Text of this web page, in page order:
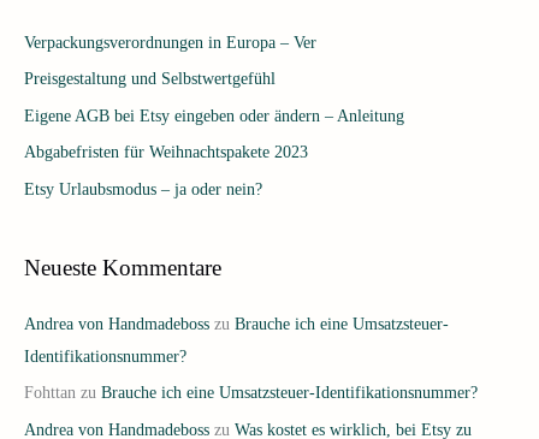
Verpackungsverordnungen in Europa – Ver
Preisgestaltung und Selbstwertgefühl
Eigene AGB bei Etsy eingeben oder ändern – Anleitung
Abgabefristen für Weihnachtspakete 2023
Etsy Urlaubsmodus – ja oder nein?
Neueste Kommentare
Andrea von Handmadeboss zu Brauche ich eine Umsatzsteuer-
Identifikationsnummer?
Fohttan zu Brauche ich eine Umsatzsteuer-Identifikationsnummer?
Andrea von Handmadeboss zu Was kostet es wirklich, bei Etsy zu